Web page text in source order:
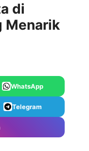
di
Menarik
WhatsApp
Telegram